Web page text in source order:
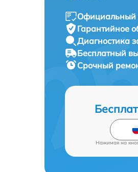
Официальный
Гарантийное
Диагностика
Бесплатный
Срочный
Нажимая на